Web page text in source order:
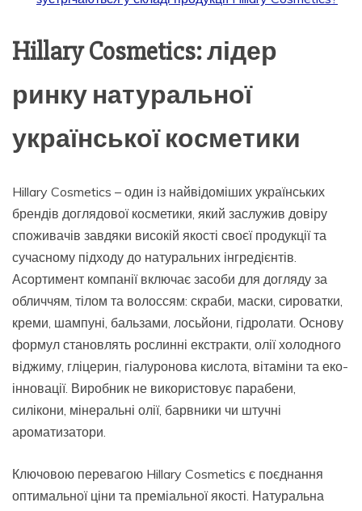
Hillary Cosmetics: лідер
ринку натуральної
української косметики
Hillary Cosmetics – один із найвідоміших українських
брендів доглядової косметики, який заслужив довіру
споживачів завдяки високій якості своєї продукції та
сучасному підходу до натуральних інгредієнтів.
Асортимент компанії включає засоби для догляду за
обличчям, тілом та волоссям: скраби, маски, сироватки,
креми, шампуні, бальзами, лосьйони, гідролати. Основу
формул становлять рослинні екстракти, олії холодного
віджиму, гліцерин, гіалуронова кислота, вітаміни та еко-
інновації. Виробник не використовує парабени,
силікони, мінеральні олії, барвники чи штучні
ароматизатори.
Ключовою перевагою Hillary Cosmetics є поєднання
оптимальної ціни та преміальної якості. Натуральна